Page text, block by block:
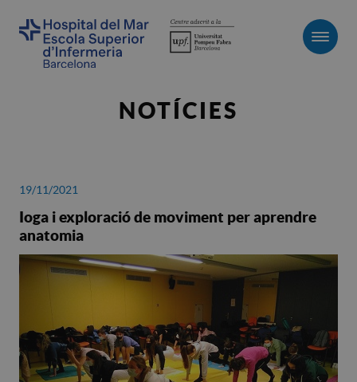
NOTÍCIES
19/11/2021
Ioga i exploració de moviment per aprendre
anatomia